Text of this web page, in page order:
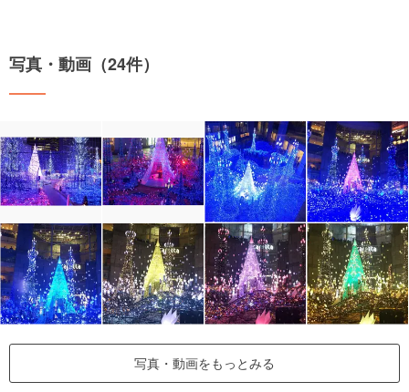
写真・動画（24件）
写真・動画をもっとみる